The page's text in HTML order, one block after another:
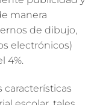
manera
de dibujo,
electrónicos)
4%.
características